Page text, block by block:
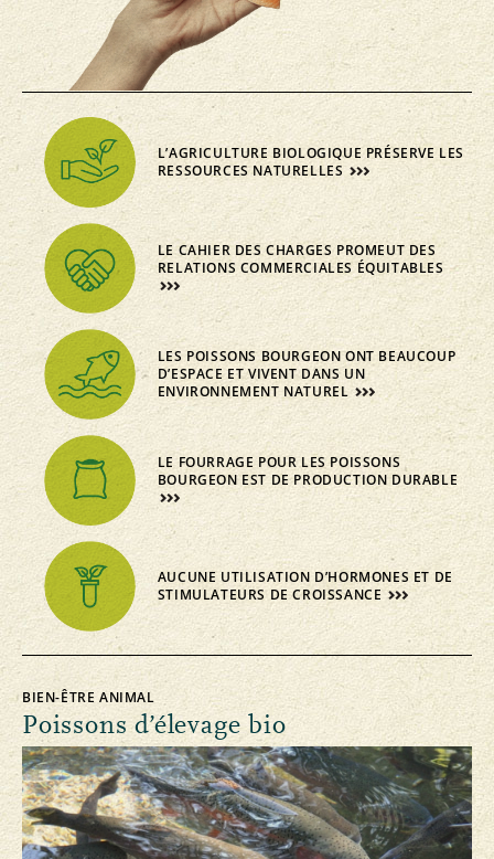
L’AGRICULTURE BIOLOGIQUE PRÉSERVE LES
RESSOURCES NATURELLES
LE CAHIER DES CHARGES PROMEUT DES
RELATIONS COMMERCIALES ÉQUITABLES
LES POISSONS BOURGEON ONT BEAUCOUP
D’ESPACE ET VIVENT DANS UN
ENVIRONNEMENT NATUREL
LE FOURRAGE POUR LES POISSONS
BOURGEON EST DE PRODUCTION DURABLE
AUCUNE UTILISATION D’HORMONES ET DE
STIMULATEURS DE CROISSANCE
BIEN-ÊTRE ANIMAL
Poissons d’élevage bio